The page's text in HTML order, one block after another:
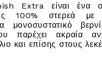
Extra είναι ένα
100% στερεά με
μονοσυστατικό
παρέχει ακραία
και επίσης στους